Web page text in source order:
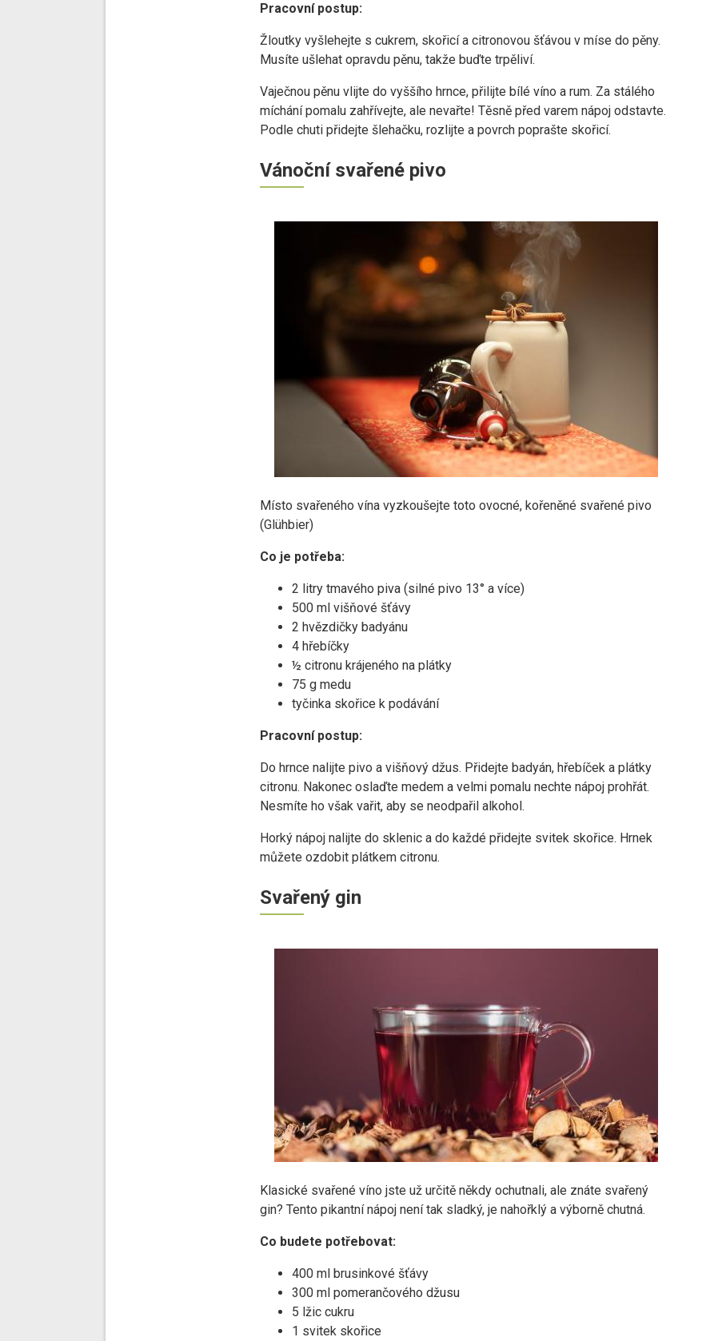
Pracovní postup:
Žloutky vyšlehejte s cukrem, skořicí a citronovou šťávou v míse do pěny.
Musíte ušlehat opravdu pěnu, takže buďte trpěliví.
Vaječnou pěnu vlijte do vyššího hrnce, přilijte bílé víno a rum. Za stálého
míchání pomalu zahřívejte, ale nevařte! Těsně před varem nápoj odstavte.
Podle chuti přidejte šlehačku, rozlijte a povrch poprašte skořicí.
Vánoční svařené pivo
Místo svařeného vína vyzkoušejte toto ovocné, kořeněné svařené pivo
(Glühbier)
Co je potřeba:
2 litry tmavého piva (silné pivo 13° a více)
500 ml višňové šťávy
2 hvězdičky badyánu
4 hřebíčky
½ citronu krájeného na plátky
75 g medu
tyčinka skořice k podávání
Pracovní postup:
Do hrnce nalijte pivo a višňový džus. Přidejte badyán, hřebíček a plátky
citronu. Nakonec oslaďte medem a velmi pomalu nechte nápoj prohřát.
Nesmíte ho však vařit, aby se neodpařil alkohol.
Horký nápoj nalijte do sklenic a do každé přidejte svitek skořice. Hrnek
můžete ozdobit plátkem citronu.
Svařený gin
Klasické svařené víno jste už určitě někdy ochutnali, ale znáte svařený
gin? Tento pikantní nápoj není tak sladký, je nahořklý a výborně chutná.
Co budete potřebovat:
400 ml brusinkové šťávy
300 ml pomerančového džusu
5 lžic cukru
1 svitek skořice